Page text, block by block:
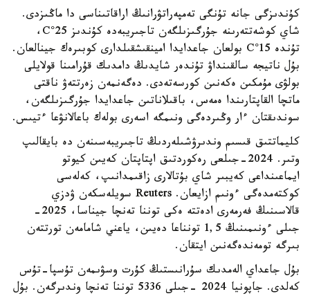
كۇندىزگى جانە تۇنگى تەمپەراتۋرانىڭ اراقاتىناسى دا ماڭىزدى.
شاي كوشەتتەرىنە جۇرگىزىلگەن تاجىريبەدە كۇندىز 25°C،
تۇندە 15°C بولعان جاعدايدا امينقىشقىلدارى كوبىرەك جينالعان.
بۇل ناتيجە سالقىنداۋ تۇندەر شايدىڭ دامدىك قۇرامىنا قولايلى
بولۋى مۇمكىن ەكەنىن كورسەتەدى. دەگەنمەن زەرتتەۋ ناقتى
ماتچا القاپتارىندا ەمەس، باقىلاناتىن جاعدايدا جۇرگىزىلگەن،
سوندىقتان ءار وڭىردەگى ونىمگە اسەرى بولەك باعالانۋعا ءتيىس.
كليماتتىق قىسىم وندىرۋشىلەردىڭ تاجىريبەسىنەن دە بايقالىپ
وتىر. 2024-جىلعى رەكوردتىق اپتاپتان كەيىن كيوتو
ايماعىنداعى كەيبىر شاي بۇتالارى زاقىمدانىپ، كەلەسى
كوكتەمدەگى ءونىم ازايعان. Reuters سويلەسكەن ۋدزي
قالاسىنىڭ فەرمەرى ادەتتە ەكى توننا تەنچا جيناسا، 2025-
جىلى ءونىمىنىڭ 1,5 تونناعا دەيىن، ياعني شامامەن تورتتەن
بىرگە تومەندەگەنىن ايتقان.
بۇل جاعداي الەمدىك سۇرانىستىڭ كۇرت وسۋىمەن تۇسپا-تۇس
كەلدى. جاپونيا 2024 -جىلى 5336 توننا تەنچا وندىرگەن. بۇل